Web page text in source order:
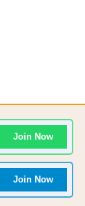
Join Now
Join Now